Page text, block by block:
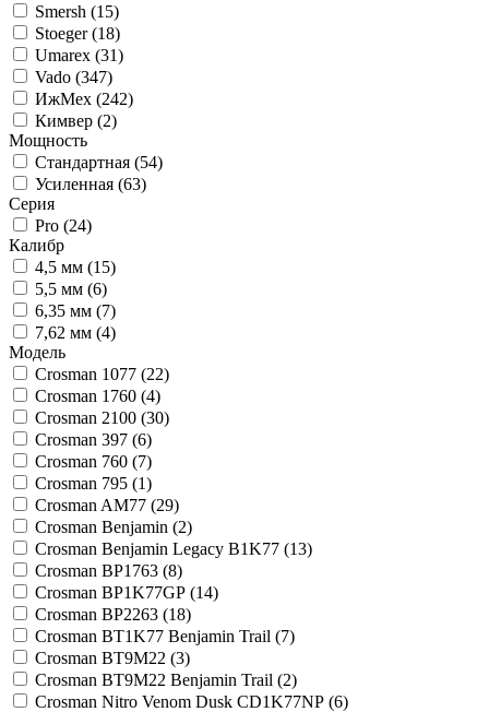
Smersh (15)
Stoeger (18)
Umarex (31)
Vado (347)
ИжМех (242)
Кимвер (2)
Мощность
Стандартная (54)
Усиленная (63)
Серия
Pro (24)
Калибр
4,5 мм (15)
5,5 мм (6)
6,35 мм (7)
7,62 мм (4)
Модель
Crosman 1077 (22)
Crosman 1760 (4)
Crosman 2100 (30)
Crosman 397 (6)
Crosman 760 (7)
Crosman 795 (1)
Crosman AM77 (29)
Crosman Benjamin (2)
Crosman Benjamin Legacy B1K77 (13)
Crosman BP1763 (8)
Crosman BP1K77GP (14)
Crosman BP2263 (18)
Crosman BT1K77 Benjamin Trail (7)
Crosman BT9M22 (3)
Crosman BT9M22 Benjamin Trail (2)
Crosman Nitro Venom Dusk CD1K77NP (6)